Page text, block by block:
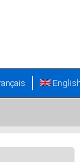
English